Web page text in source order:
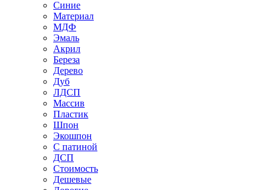
Синие
Материал
МДФ
Эмаль
Акрил
Береза
Дерево
Дуб
ЛДСП
Массив
Пластик
Шпон
Экошпон
С патиной
ДСП
Стоимость
Дешевые